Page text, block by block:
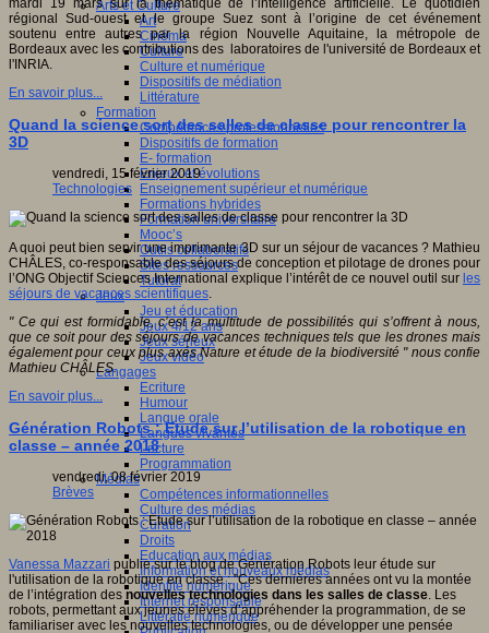
Arts et Culture
Art
Cinéma
Culture
Culture et numérique
Dispositifs de médiation
Littérature
Formation
Compétences professionnelles
Dispositifs de formation
E- formation
Enjeux et évolutions
Enseignement supérieur et numérique
Formations hybrides
Formation universitaire
Mooc’s
Outils collaboratifs
Sites ressources
Tutorat
Jeux
Jeu et éducation
Jeux 4/12 ans
Jeux sérieux
Jeux vidéo
Langages
Ecriture
Humour
Langue orale
Langues vivantes
Lecture
Programmation
Médias
Compétences informationnelles
Culture des médias
Curation
Droits
Education aux médias
Information et nouveaux médias
Identité numérique
Internet responsable
Littératie numérique
mardi 19 mars sur la thématique de l’intelligence artificielle. Le quotidien
régional Sud-ouest et le groupe Suez sont à l’origine de cet événement
soutenu entre autres par la région Nouvelle Aquitaine, la métropole de
Bordeaux avec les contributions des laboratoires de l'université de Bordeaux et
l'INRIA.
En savoir plus...
Quand la science sort des salles de classe pour rencontrer la
3D
vendredi, 15 février 2019
Technologies
A quoi peut bien servir une imprimante 3D sur un séjour de vacances ? Mathieu
CHÂLES, co-responsable des séjours de conception et pilotage de drones pour
l’ONG Objectif Sciences International explique l’intérêt de ce nouvel outil sur les
séjours de vacances scientifiques.
" Ce qui est formidable, c’est la multitude de possibilités qui s’offrent à nous,
que ce soit pour des séjours de vacances techniques tels que les drones mais
également pour ceux plus axés Nature et étude de la biodiversité " nous confie
Mathieu CHÂLES.
En savoir plus...
Génération Robots : Etude sur l’utilisation de la robotique en
classe – année 2018
vendredi, 08 février 2019
Brèves
Vanessa Mazzari publie sur le blog de Génération Robots leur étude sur
l'utilisation de la robotique en classe : "Ces dernières années ont vu la montée
de l’intégration des nouvelles technologies dans les salles de classe. Les
robots, permettant aux jeunes élèves d’appréhender la programmation, de se
familiariser avec les nouvelles technologies, ou de développer une pensée